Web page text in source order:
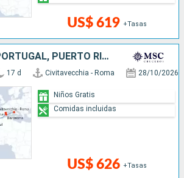
US$ 619 +Tasas
ITALIA, ESPAÑA, PORTUGAL, PUERTO RICO, ESTADOS UNIDOS
17 d Civitavecchia - Roma 28/10/2026
US$ 626 +Tasas
Niños Gratis
Comidas incluidas